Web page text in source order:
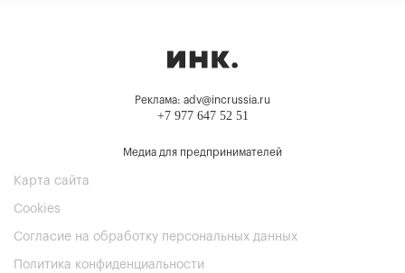
Реклама: adv@incrussia.ru
+7 977 647 52 51
Медиа для предпринимателей
Карта сайта
Cookies
Согласие на обработку персональных данных
Политика конфиденциальности